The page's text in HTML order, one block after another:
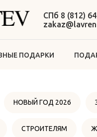
СПб 8 (812)
ПОДАРКИ
НОВЫЙ ГОД 2026
СТРОИТЕЛЯМ